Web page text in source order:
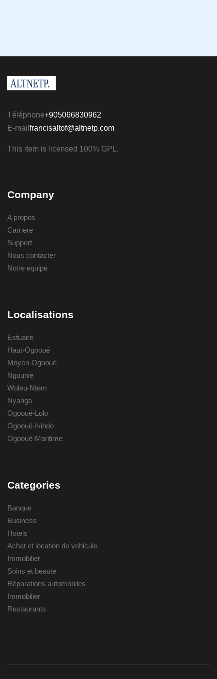
Téléphone+905066830962
E-mail francisaltof@altnetp.com
This item is licensed 100% GPL.
Company
A propos
Carriere
Support
Nous contacter
Notre equipe
Localisations
Estuaire
Haut-Ogooué
Moyen-Ogooué
Ngounié
Woleu-Ntem
Nyanga
Ogooué-Lolo
Ogooué-Ivindo
Ogooué-Maritime
Categories
Banque
Business
Hotels
Achat et location de vehicule
Immobilier
Soins et beaute
Réparations automobiles
Immobilier
Restaurants